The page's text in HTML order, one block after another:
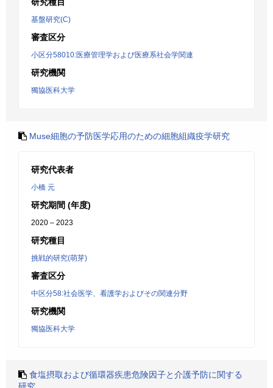
基盤研究(C)
審査区分
小区分58010:医療管理学および医療系社会学関連
研究機関
獨協医科大学
Muse細胞の予防医学応用のための細胞組織疫学研究
研究代表者
小橋 元
研究期間 (年度)
2020 – 2023
研究種目
挑戦的研究(萌芽)
審査区分
中区分58:社会医学、看護学およびその関連分野
研究機関
獨協医科大学
食塩摂取および循環器疾患危険因子と介護予防に関する